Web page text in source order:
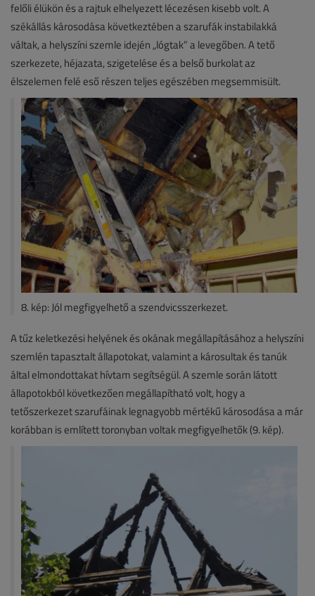
felőli élükön és a rajtuk elhelyezett lécezésen kisebb volt. A
székállás károsodása következtében a szarufák instabilakká
váltak, a helyszíni szemle idején „lógtak” a levegőben. A tető
szerkezete, héjazata, szigetelése és a belső burkolat az
élszelemen felé eső részen teljes egészében megsemmisült.
8. kép: Jól megfigyelhető a szendvicsszerkezet.
A tűz keletkezési helyének és okának megállapításához a helyszíni
szemlén tapasztalt állapotokat, valamint a károsultak és tanúk
által elmondottakat hívtam segítségül. A szemle során látott
állapotokból következően megállapítható volt, hogy a
tetőszerkezet szarufáinak legnagyobb mértékű károsodása a már
korábban is említett toronyban voltak megfigyelhetők (9. kép).